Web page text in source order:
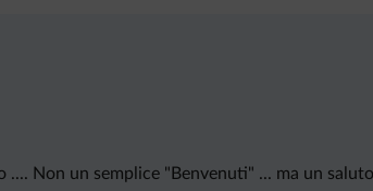
Non un semplice "Benvenuti" ... ma un